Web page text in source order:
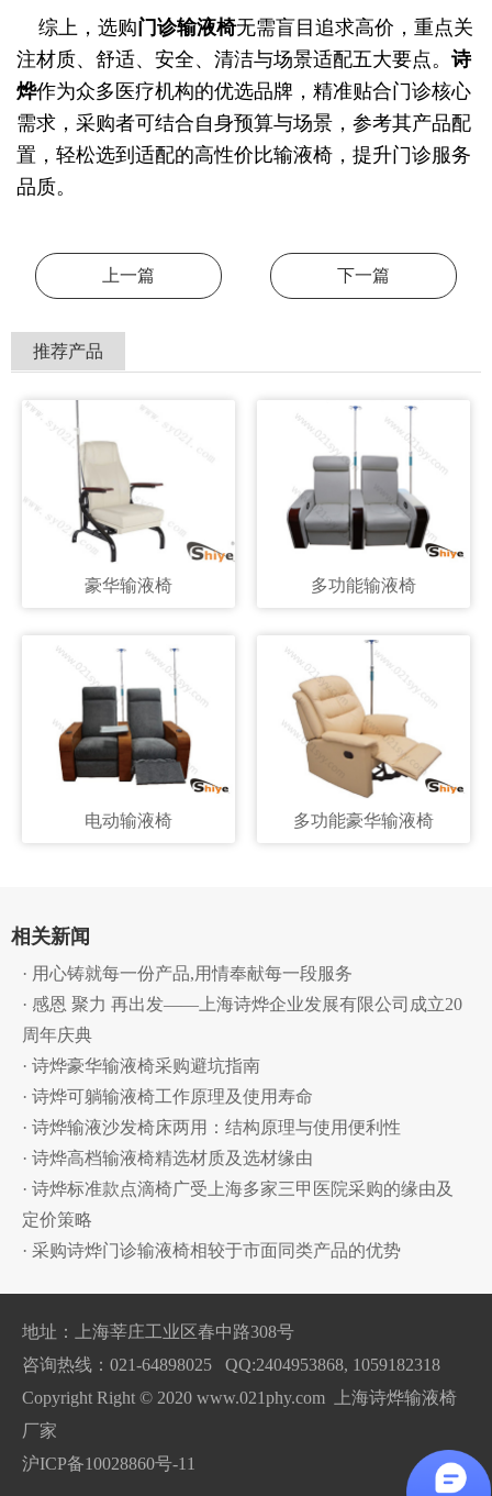
综上，选购门诊输液椅无需盲目追求高价，重点关
注材质、舒适、安全、清洁与场景适配五大要点。 诗
烨作为众多医疗机构的优选品牌，精准贴合门诊核心
需求，采购者可结合自身预算与场景，参考其产品配
置，轻松选到适配的高性价比输液椅，提升门诊服务
品质。
上一篇 下一篇
推荐产品
豪华输液椅 多功能输液椅
电动输液椅 多功能豪华输液椅
相关新闻
· 用心铸就每一份产品,用情奉献每一段服务
· 感恩 聚力 再出发——上海诗烨企业发展有限公司成立20
周年庆典
· 诗烨豪华输液椅采购避坑指南
· 诗烨可躺输液椅工作原理及使用寿命
· 诗烨输液沙发椅床两用：结构原理与使用便利性
· 诗烨高档输液椅精选材质及选材缘由
· 诗烨标准款点滴椅广受上海多家三甲医院采购的缘由及
定价策略
· 采购诗烨门诊输液椅相较于市面同类产品的优势
地址：上海莘庄工业区春中路308号
咨询热线：021-64898025 QQ:2404953868, 1059182318
Copyright Right © 2020 www.021phy.com 上海诗烨输液椅
厂家
沪ICP备10028860号-11